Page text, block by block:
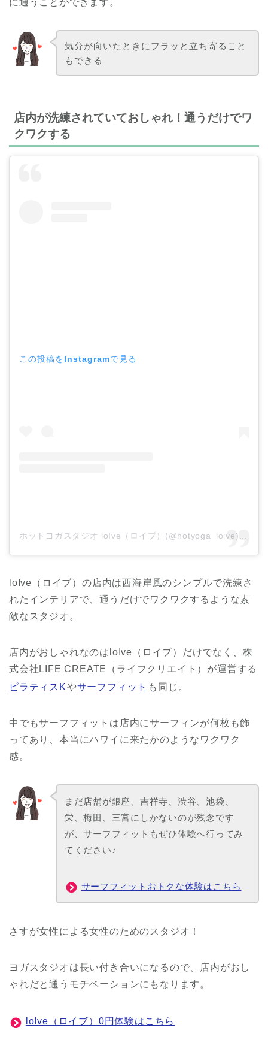
気分が向いたときにフラッと立ち寄ること
もできる
店内が洗練されていておしゃれ！通うだけでワ
クワクする
この投稿をInstagramで見る
ホットヨガスタジオ loIve（ロイブ）(@hotyoga_loive)がシェアした投稿
loIve（ロイブ）の店内は西海岸風のシンプルで洗練さ
れたインテリアで、通うだけでワクワクするような素
敵なスタジオ。
店内がおしゃれなのはloIve（ロイブ）だけでなく、株
式会社LIFE CREATE（ライフクリエイト）が運営する
ピラティスKやサーフフィット も同じ。
中でもサーフフィットは店内にサーフィンが何枚も飾
ってあり、本当にハワイに来たかのようなワクワク
感。
まだ店舗が銀座、吉祥寺、渋谷、池袋、
栄、梅田、三宮にしかないのが残念です
が、サーフフィットもぜひ体験へ行ってみ
てください♪
サーフフィットおトクな体験はこちら
さすが女性による女性のためのスタジオ！
ヨガスタジオは長い付き合いになるので、店内がおし
ゃれだと通うモチベーションにもなります。
loIve（ロイブ）0円体験はこちら